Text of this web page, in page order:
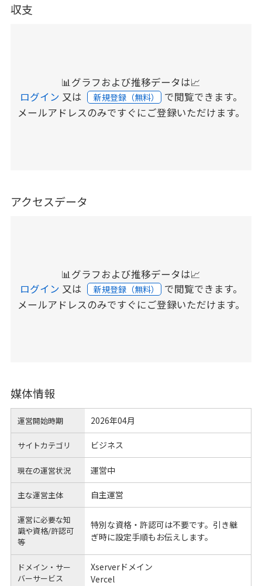
収支
📊グラフおよび推移データは📈
ログイン 又は 新規登録（無料） で閲覧できます。
メールアドレスのみですぐにご登録いただけます。
アクセスデータ
📊グラフおよび推移データは📈
ログイン 又は 新規登録（無料） で閲覧できます。
メールアドレスのみですぐにご登録いただけます。
媒体情報
運営開始時期 2026年04月
サイトカテゴリ ビジネス
現在の運営状況 運営中
主な運営主体 自主運営
運営に必要な知
識や資格/許認可
等
特別な資格・許認可は不要です。引き継
ぎ時に設定手順もお伝えします。
ドメイン・サー
バーサービス
Xserverドメイン
Vercel